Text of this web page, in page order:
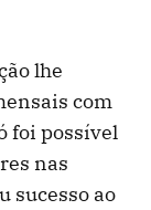
lhe
com
foi possível
nas
sucesso ao